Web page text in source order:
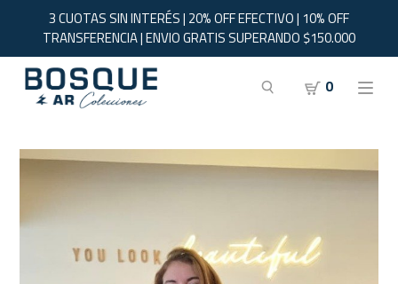
3 CUOTAS SIN INTERÉS | 20% OFF EFECTIVO | 10% OFF
TRANSFERENCIA | ENVIO GRATIS SUPERANDO $150.000
0